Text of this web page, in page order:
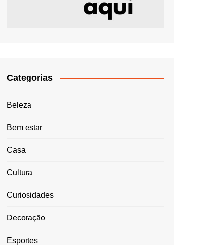
Categorias
Beleza
Bem estar
Casa
Cultura
Curiosidades
Decoração
Esportes